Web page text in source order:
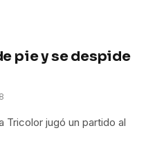
pie y se despide
Tricolor jugó un partido al